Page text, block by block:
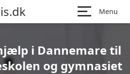
Menu
i Dannemare til
og gymnasiet